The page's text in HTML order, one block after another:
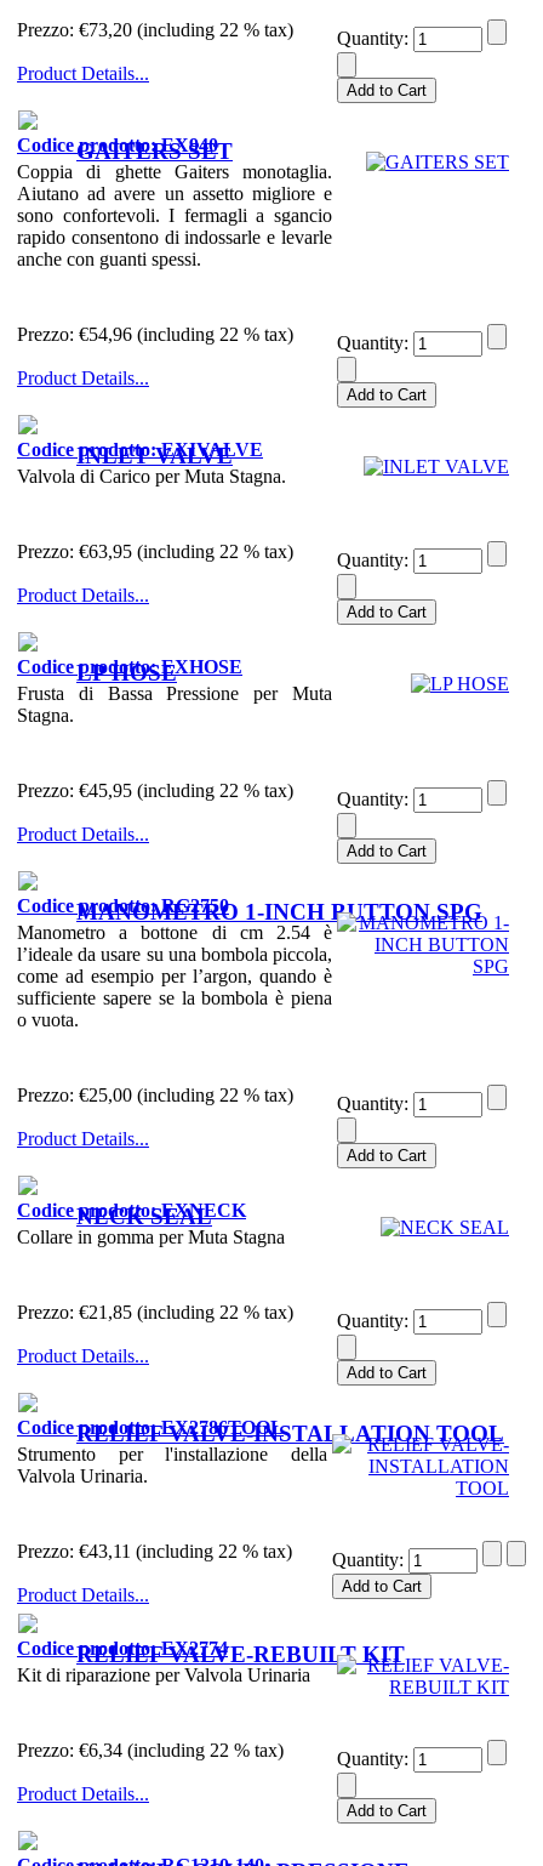
Prezzo: €73,20 (including 22 % tax)
Product Details...
Quantity:
GAITERS SET
Codice prodotto: EX940
Coppia di ghette Gaiters monotaglia.
Aiutano ad avere un assetto migliore e
sono confortevoli. I fermagli a sgancio
rapido consentono di indossarle e levarle
anche con guanti spessi.
Prezzo: €54,96 (including 22 % tax)
Product Details...
Quantity:
INLET VALVE
Codice prodotto: EXIVALVE
Valvola di Carico per Muta Stagna.
Prezzo: €63,95 (including 22 % tax)
Product Details...
Quantity:
LP HOSE
Codice prodotto: EXHOSE
Frusta di Bassa Pressione per Muta
Stagna.
Prezzo: €45,95 (including 22 % tax)
Product Details...
Quantity:
MANOMETRO 1-INCH BUTTON SPG
Codice prodotto: RG2750
Manometro a bottone di cm 2.54 è
l’ideale da usare su una bombola piccola,
come ad esempio per l’argon, quando è
sufficiente sapere se la bombola è piena
o vuota.
Prezzo: €25,00 (including 22 % tax)
Product Details...
Quantity:
NECK SEAL
Codice prodotto: EXNECK
Collare in gomma per Muta Stagna
Prezzo: €21,85 (including 22 % tax)
Product Details...
Quantity:
RELIEF VALVE-INSTALLATION TOOL
Codice prodotto: EX2786TOOL
Strumento per l'installazione della
Valvola Urinaria.
Prezzo: €43,11 (including 22 % tax)
Product Details...
Quantity:
RELIEF VALVE-REBUILT KIT
Codice prodotto: EX2774
Kit di riparazione per Valvola Urinaria
Prezzo: €6,34 (including 22 % tax)
Product Details...
Quantity: